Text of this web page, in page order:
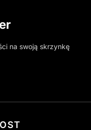
na swoją skrzynkę